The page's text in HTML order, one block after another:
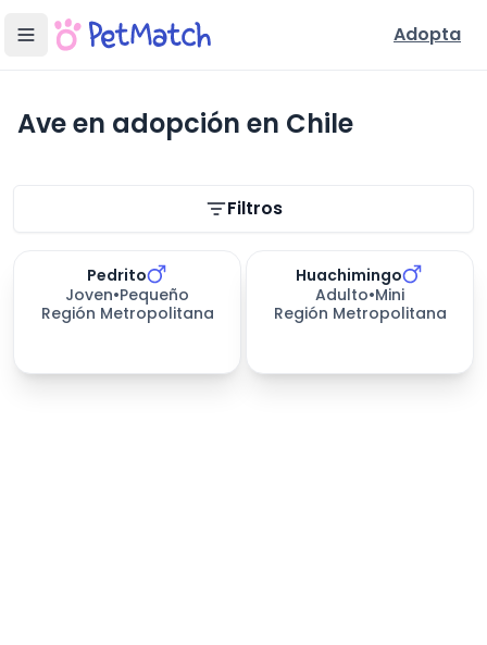
Adopta
Ave en adopción en Chile
Filtros
Pedrito
Joven•Pequeño
Región Metropolitana
Huachimingo
Adulto•Mini
Región Metropolitana